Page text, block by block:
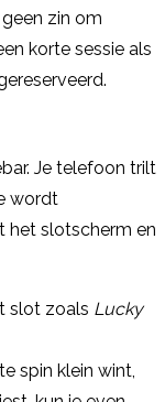
zin om
korte sessie als
Je telefoon trilt
wordt
het slotscherm en
slot zoals Lucky
spin klein wint,